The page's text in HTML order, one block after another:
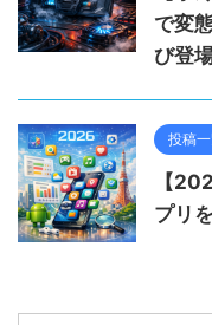
で変
び登
投稿
【
プリ